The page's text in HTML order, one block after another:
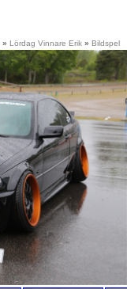
» Lördag Vinnare Erik » Bildspel